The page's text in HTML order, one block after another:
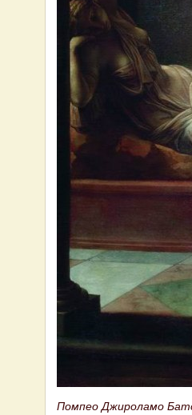
Помпео Джироламо